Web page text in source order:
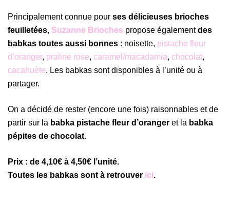
Principalement connue pour ses délicieuses brioches
feuilletées, Suzanne Brioches propose égalementdes
babkas toutes aussi bonnes : noisette, pistache fleur
d’oranger, praline rose, caramel/macadamia, chocolat,
cacahuète. Les babkas sont disponibles à l’unité ou à
partager.
On a décidé de rester (encore une fois) raisonnables et de
partir sur la babka pistache fleur d’oranger et la babka
pépites de chocolat.
Prix : de 4,10€ à 4,50€ l’unité.
Toutes les babkas sont à retrouver ici.